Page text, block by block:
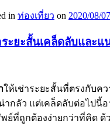
in ท่องเที่ยว on 2020/08/07
ะยะสั้นเคล็ดลับและแ
ให้เช่าระยะสั้นที่ตรงกับค
กลัว แต่เคล็ดลับต่อไปนี้อ
ย์ที่ถูกต้องง่ายกว่าที่คิด ด้ว